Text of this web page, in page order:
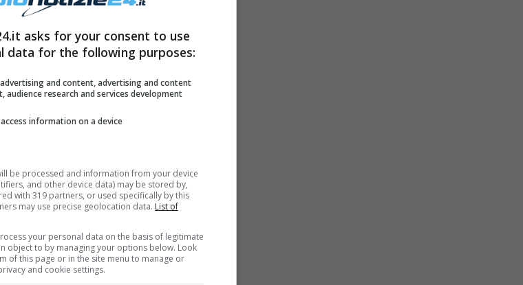
con show e spettacoli
Inoltre, nella danza,
per un ballerino è molto
necessario – ha
da realizzare”.
asks for your consent to use
data for the following purposes:
and content, advertising and content
audience research and services development
information on a device
be processed and information from your device
and other device data) may be stored by,
with 319 partners, or used specifically by this
may use precise geolocation data. List of
your personal data on the basis of legitimate
object to by managing your options below. Look
of this page or in the site menu to manage or
and cookie settings.